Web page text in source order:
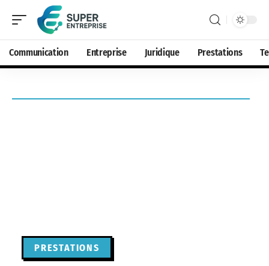
Communication Entreprise Juridique Prestations
PRESTATIONS